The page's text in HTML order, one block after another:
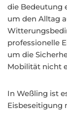
die Bedeutung
um den Alltag
professionelle
um die
Mobilität nicht
In Weßling ist
Eisbeseitigung